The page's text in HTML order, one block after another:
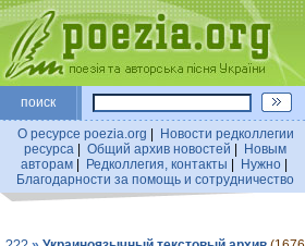
поиск
О ресурсе poezia.org
Новости редколлегии
ресурса
Общий архив новостей
Новым
авторам| Редколлегия, контакты Нужно|
Благодарности за помощь и сотрудничество